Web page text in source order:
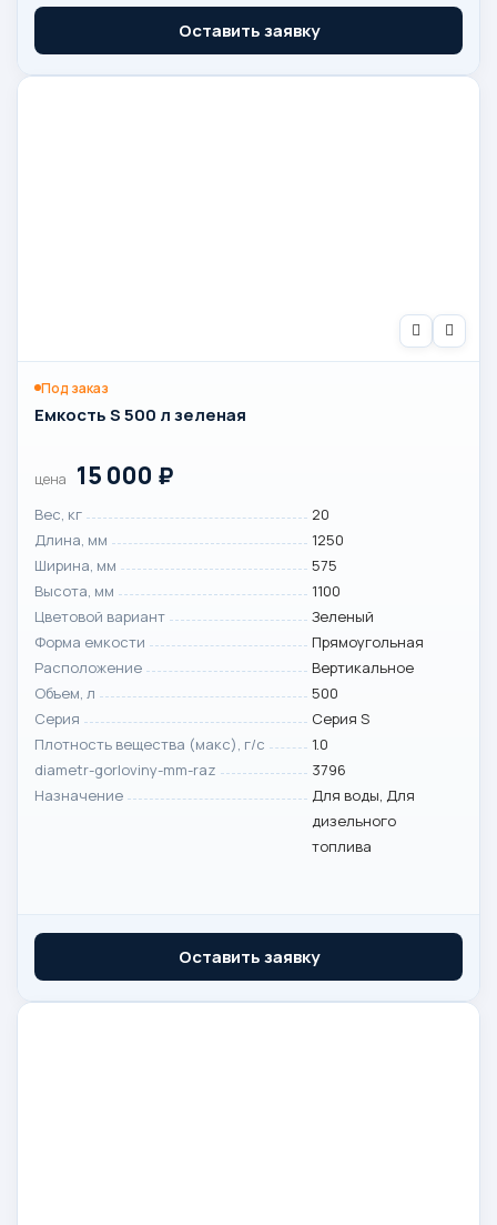
Оставить заявку
Под заказ
Емкость S 500 л зеленая
цена 15 000 ₽
Вес, кг
20
Длина, мм
1250
Ширина, мм
575
Высота, мм
1100
Цветовой вариант
Зеленый
Форма емкости
Прямоугольная
Расположение
Вертикальное
Объем, л
500
Серия
Серия S
Плотность вещества (макс), г/с
1.0
diametr-gorloviny-mm-raz
3796
Назначение
Для воды, Для
дизельного
топлива
Оставить заявку